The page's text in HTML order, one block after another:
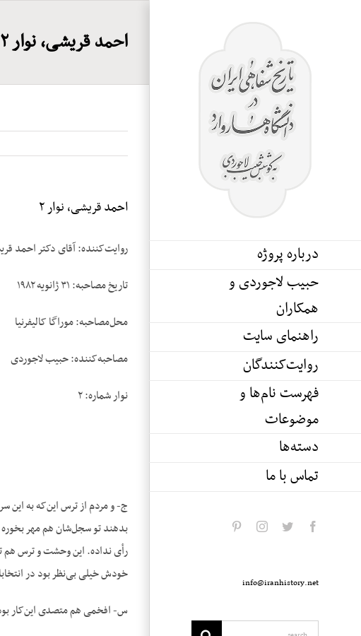
درباره پروژه
حبیب لاجوردی و
همکاران
راهنمای سایت
روایت‌کنندگان
فهرست نام‌ها و
موضوعات
دسته‌ها
تماس با ما
facebook
twitter
instagram
info@iranhistory.net
احمد قریشی، نوار ۲
احمد قریشی، نوار ۲
روایت‌کننده: آقای دکتر احمد
تاریخ مصاحبه: ۳۱ ژانویه ۱۹۸۲
محل‌مصاحبه: موراگا کالیفرنیا
مصاحبه‌کننده: حبیب لاجوردی
نوار شماره: ۲
ج- و مردم از ترس این‌که به این
بدهند تو سجل‌شان هم مهر
رأی نداده. این وحشت و ترس هم
خودش خیلی بی‌نظر بود در
س- افخمی هم متصدی این‌کار